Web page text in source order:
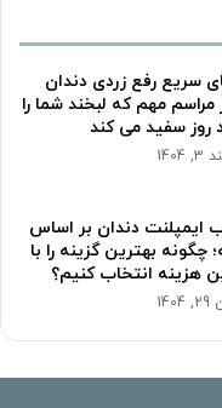
سریع رفع زردی دندان
مراسم مهم که لبخند شما را
روز سفید می کند
ایمپلنت دندان بر اساس
چگونه بهترین گزینه را با
هزینه انتخاب کنیم؟